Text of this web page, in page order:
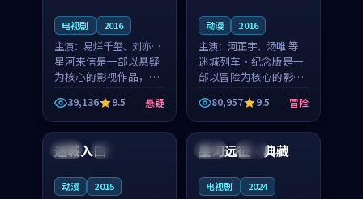
电视剧 2016
主演： 易烊千玺、刘亦菲
等
星河来信是一部以悬疑
为核心的影视作品，围
绕危机、反转与人物成
长展开，整体节奏紧
凑，值得推荐观看。
39,136 9.5 悬疑
动漫 2016
主演： 河正宇、汤唯 等
迷城列车·纪念版是一
部以冒险为核心的影视
作品，围绕危机、反转
与人物成长展开，整体
节奏紧凑，值得推荐观
看。
80,957 9.5 冒险
英国 杜比
迷城入口
动漫 2015
中国 热播
星河远征·典藏
电视剧 2024